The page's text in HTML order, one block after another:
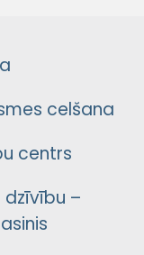
celšana
centrs
dzīvību –